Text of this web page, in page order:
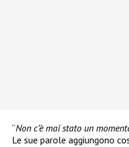
“Non c’è mai stato un
Le sue parole aggiungono